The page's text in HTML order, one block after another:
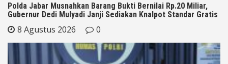
Polda Jabar Musnahkan Barang Bukti Bernilai Rp.20 Miliar,
Gubernur Dedi Mulyadi Janji Sediakan Knalpot Standar Gratis
8 Agustus 2026 0